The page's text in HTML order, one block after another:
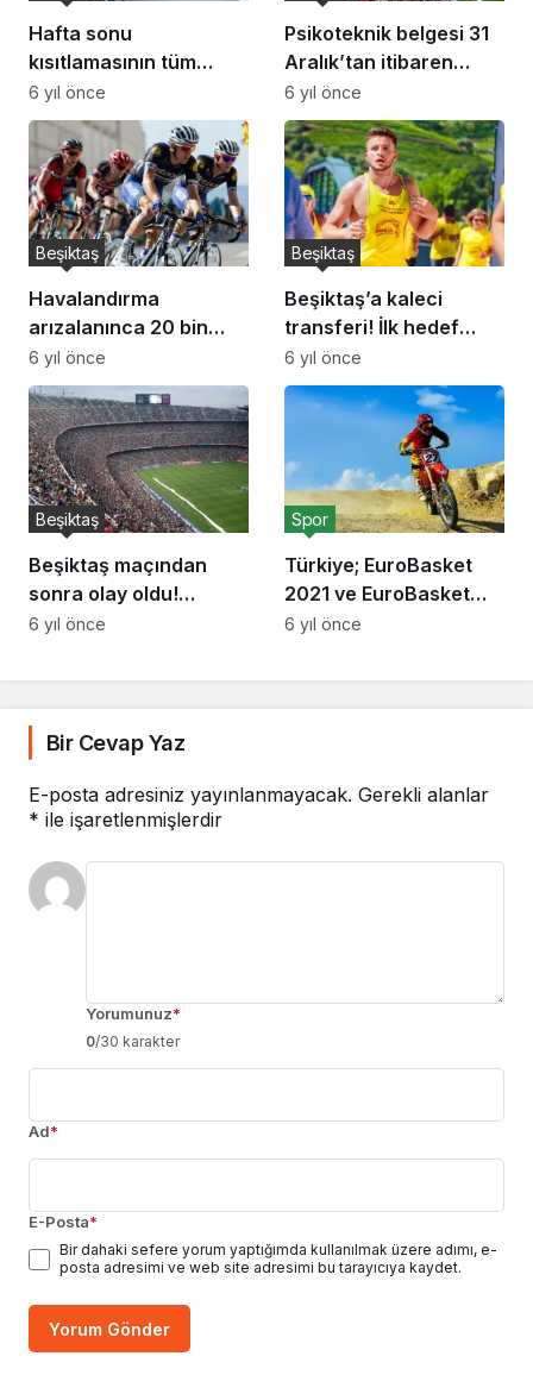
Hafta sonu
kısıtlamasının tüm
detayları… Hafta sonu
sokağa çıkma yasağı
nasıl olacak?
6 yıl önce
Psikoteknik belgesi 31
Aralık’tan itibaren
zorunlu hale geliyor!
1083 lira cezası var
6 yıl önce
Havalandırma
arızalanınca 20 bin
tavuk telef oldu
Beşiktaş
6 yıl önce
Beşiktaş’a kaleci
transferi! İlk hedef
Montero…
Beşiktaş
6 yıl önce
Beşiktaş maçından
sonra olay oldu!
Mohamed Salah ve
Beşiktaş
6 yıl önce
Türkiye; EuroBasket
2021 ve EuroBasket
2022 Elemeleri’nde iki
Spor
6 yıl önce
Bir Cevap Yaz
E-posta adresiniz yayınlanmayacak. Gerekli alanlar
* ile işaretlenmişlerdir
Yorumunuz*
0/30 karakter
Ad*
E-Posta*
Bir dahaki sefere yorum yaptığımda kullanılmak üzere adımı, e-
posta adresimi ve web site adresimi bu tarayıcıya kaydet.
Yorum Gönder